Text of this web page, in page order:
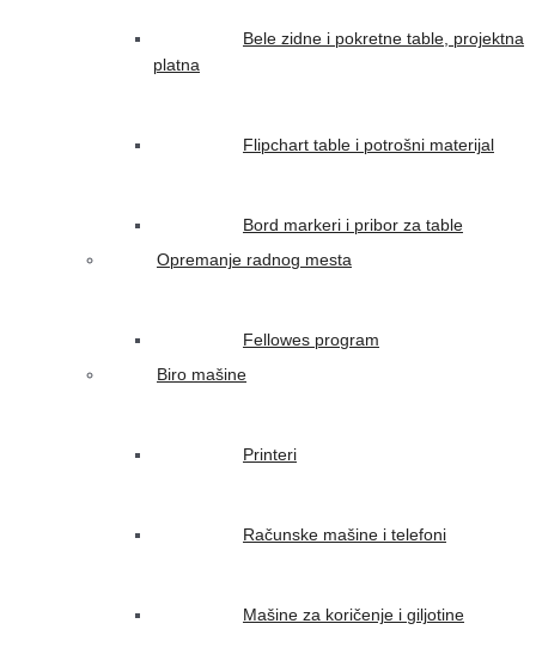
Bele zidne i pokretne table, projektna
platna
Flipchart table i potrošni materijal
Bord markeri i pribor za table
Opremanje radnog mesta
Fellowes program
Biro mašine
Printeri
Računske mašine i telefoni
Mašine za koričenje i giljotine